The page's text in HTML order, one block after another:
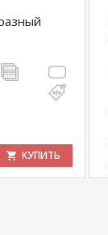
КУПИТЬ